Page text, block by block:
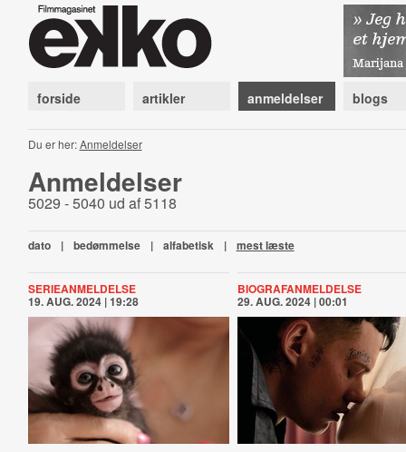
forside artikler anmeldelser blogs
Du er her:Anmeldelser
Anmeldelser
5029 - 5040 ud af 5118
dato | bedømmelse | alfabetisk | mest læste
SERIEANMELDELSE
19. AUG. 2024 | 19:28
BIOGRAFANMELDELSE
29. AUG. 2024 | 00:01